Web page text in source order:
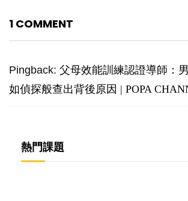
1 COMMENT
Pingback: 父母效能訓練認證導師：
如偵探般查出背後原因 | POPA
熱門課題